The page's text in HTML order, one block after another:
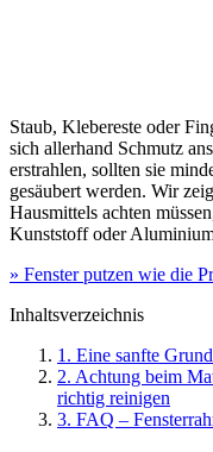
Staub, Klebereste oder
sich allerhand Schmutz
erstrahlen, sollten sie
gesäubert werden. Wir
Hausmittels achten
Kunststoff oder
» Fenster putzen wie die
Inhaltsverzeichnis
1. Eine sanfte
2. Achtung beim
richtig reinigen
3. FAQ –